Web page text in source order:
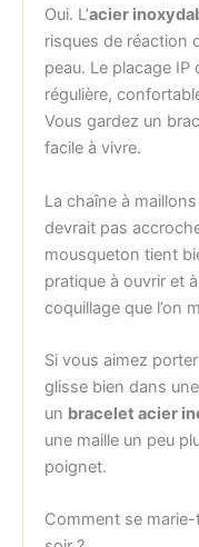
Oui. L’acier
risques de réaction
peau. Le placage
régulière,
Vous gardez un
facile à vivre.
La chaîne à
devrait pas
mousqueton tient
pratique à ouvrir et
coquillage que l’on
Si vous aimez
glisse bien dans
un bracelet acier
une maille un peu
poignet.
Comment se